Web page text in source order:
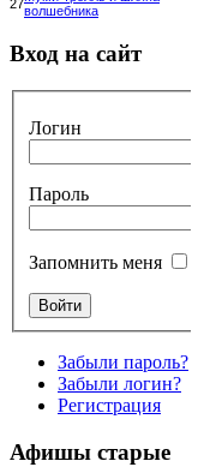
27волшебника
Вход на сайт
Логин
Пароль
Запомнить меня
Забыли пароль?
Забыли логин?
Регистрация
Афишы старые